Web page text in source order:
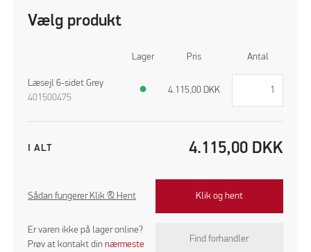
Vælg produkt
Lager Pris Antal
Læsejl 6-sidet Grey
401500475
● 4.115,00 DKK
I ALT 4.115,00 DKK
Sådan fungerer Klik & Hent Klik og hent
Er varen ikke på lager online?
Prøv at kontakt dinnærmeste
Find forhandler